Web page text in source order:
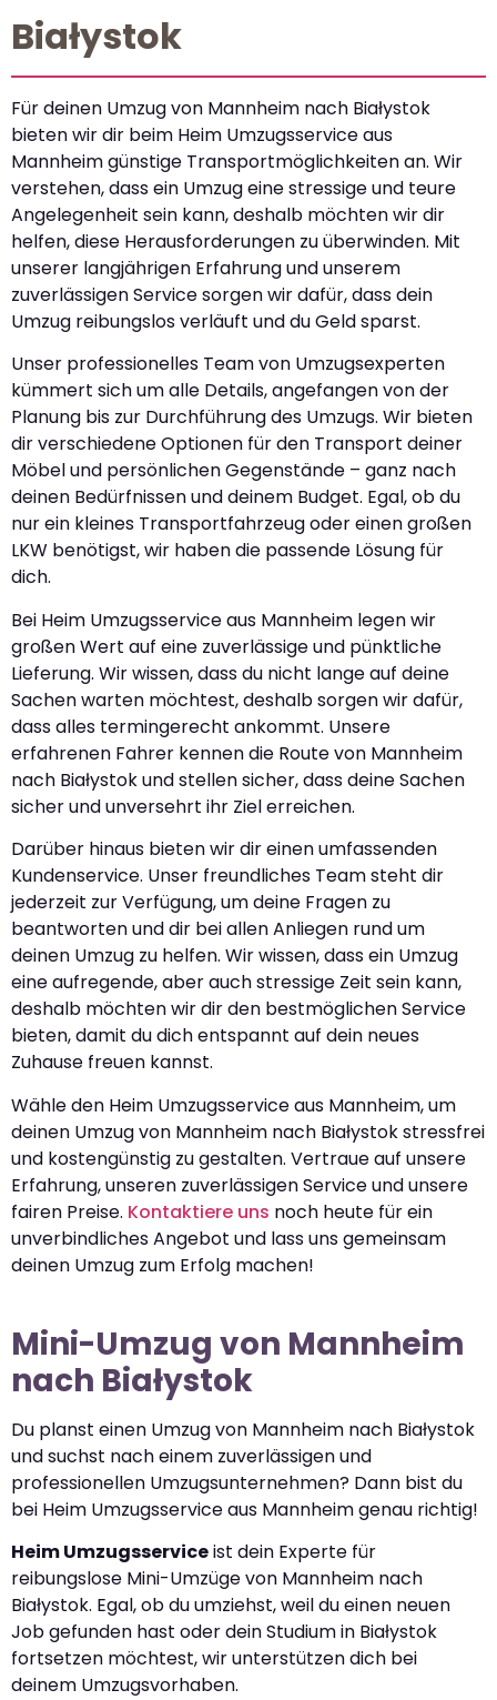
Białystok
Für deinen Umzug von Mannheim nach Białystok
bieten wir dir beim Heim Umzugsservice aus
Mannheim günstige Transportmöglichkeiten an. Wir
verstehen, dass ein Umzug eine stressige und teure
Angelegenheit sein kann, deshalb möchten wir dir
helfen, diese Herausforderungen zu überwinden. Mit
unserer langjährigen Erfahrung und unserem
zuverlässigen Service sorgen wir dafür, dass dein
Umzug reibungslos verläuft und du Geld sparst.
Unser professionelles Team von Umzugsexperten
kümmert sich um alle Details, angefangen von der
Planung bis zur Durchführung des Umzugs. Wir bieten
dir verschiedene Optionen für den Transport deiner
Möbel und persönlichen Gegenstände – ganz nach
deinen Bedürfnissen und deinem Budget. Egal, ob du
nur ein kleines Transportfahrzeug oder einen großen
LKW benötigst, wir haben die passende Lösung für
dich.
Bei Heim Umzugsservice aus Mannheim legen wir
großen Wert auf eine zuverlässige und pünktliche
Lieferung. Wir wissen, dass du nicht lange auf deine
Sachen warten möchtest, deshalb sorgen wir dafür,
dass alles termingerecht ankommt. Unsere
erfahrenen Fahrer kennen die Route von Mannheim
nach Białystok und stellen sicher, dass deine Sachen
sicher und unversehrt ihr Ziel erreichen.
Darüber hinaus bieten wir dir einen umfassenden
Kundenservice. Unser freundliches Team steht dir
jederzeit zur Verfügung, um deine Fragen zu
beantworten und dir bei allen Anliegen rund um
deinen Umzug zu helfen. Wir wissen, dass ein Umzug
eine aufregende, aber auch stressige Zeit sein kann,
deshalb möchten wir dir den bestmöglichen Service
bieten, damit du dich entspannt auf dein neues
Zuhause freuen kannst.
Wähle den Heim Umzugsservice aus Mannheim, um
deinen Umzug von Mannheim nach Białystok stressfrei
und kostengünstig zu gestalten. Vertraue auf unsere
Erfahrung, unseren zuverlässigen Service und unsere
fairen Preise. Kontaktiere uns noch heute für ein
unverbindliches Angebot und lass uns gemeinsam
deinen Umzug zum Erfolg machen!
Mini-Umzug von Mannheim
nach Białystok
Du planst einen Umzug von Mannheim nach Białystok
und suchst nach einem zuverlässigen und
professionellen Umzugsunternehmen? Dann bist du
bei Heim Umzugsservice aus Mannheim genau richtig!
Heim Umzugsserviceist dein Experte für
reibungslose Mini-Umzüge von Mannheim nach
Białystok. Egal, ob du umziehst, weil du einen neuen
Job gefunden hast oder dein Studium in Białystok
fortsetzen möchtest, wir unterstützen dich bei
deinem Umzugsvorhaben.